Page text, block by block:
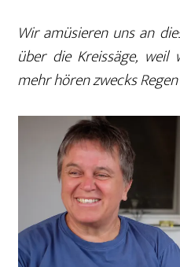
Wir amüsieren uns an
über die Kreissäge,
mehr hören zwecks